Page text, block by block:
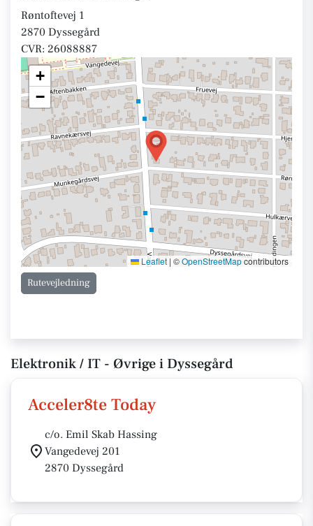
Røntoftevej 1
2870 Dyssegård
CVR: 26088887
+
−
Leaflet | ©OpenStreetMapcontributors
Rutevejledning
Elektronik / IT - Øvrige i Dyssegård
Acceler8te Today
c/o. Emil Skab Hassing
Vangedevej 201
2870 Dyssegård